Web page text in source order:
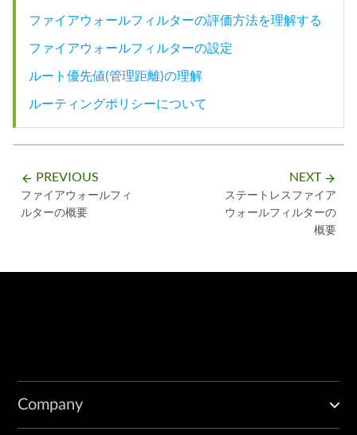
ファイアウォールフィルターの評価方法を理解する
ファイアウォールフィルターの設定
ルート優先値(管理距離)の理解
ルーティングポリシーについて
arrow_backward PREVIOUS
ファイアウォールフィ
ルターの概要
NEXT arrow_forward
ステートレスファイア
ウォールフィルターの
概要
Company